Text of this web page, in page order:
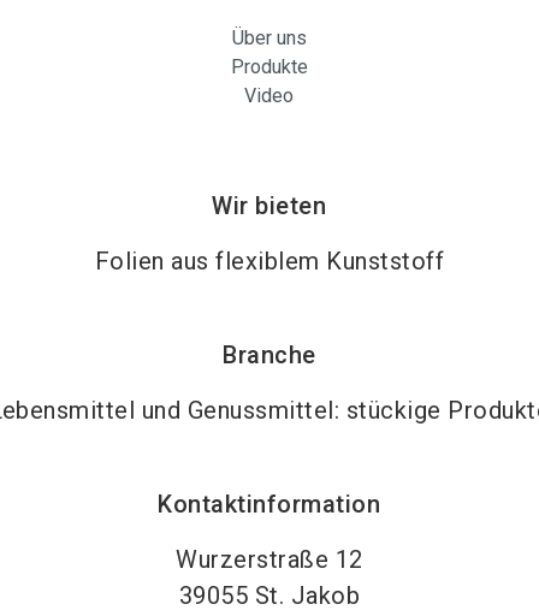
Über uns
Produkte
Video
Wir bieten
Folien aus flexiblem Kunststoff
Branche
und Genussmittel: stückige
Kontaktinformation
Wurzerstraße 12
39055 St. Jakob